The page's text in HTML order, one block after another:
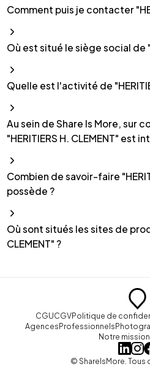
Comment puis je contacter
Où est situé le siège social de
Quelle est l'activité de
Au sein de Share Is More, sur
"HERITIERS H. CLEMENT" est
Combien de savoir-faire
possède ?
Où sont situés les sites de
CLEMENT" ?
CGUCGVPolitique de
AgencesProfessionnels
Notre mission
© ShareIsMore. Tous